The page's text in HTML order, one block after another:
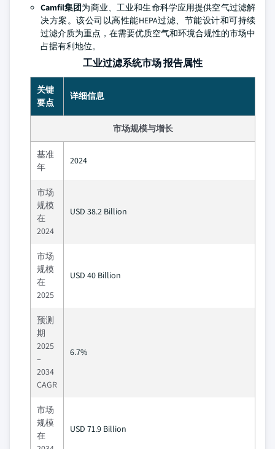
Camfil集团为商业、工业和生命科学应用提供空气过滤解
决方案。该公司以高性能HEPA过滤、节能设计和可持续
过滤介质为重点，在需要优质空气和环境合规性的市场中
占据有利地位。
工业过滤系统市场 报告属性
关键
要点
详细信息
市场规模与增长
基准
年
2024
市场
规模
在
2024
USD 38.2 Billion
市场
规模
在
2025
USD 40 Billion
预测
期
2025
–
2034
CAGR
6.7%
市场
规模
在
USD 71.9 Billion